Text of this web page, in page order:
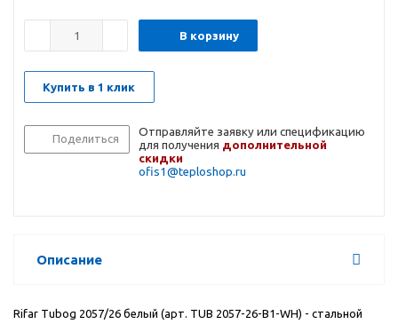
В корзину
Купить в 1 клик
Поделиться
Отправляйте заявку или спецификацию
для получения дополнительной
скидки
ofis1@teploshop.ru
Описание
Rifar Tubog 2057/26 белый (арт. TUB 2057-26-B1-WH) - стальной